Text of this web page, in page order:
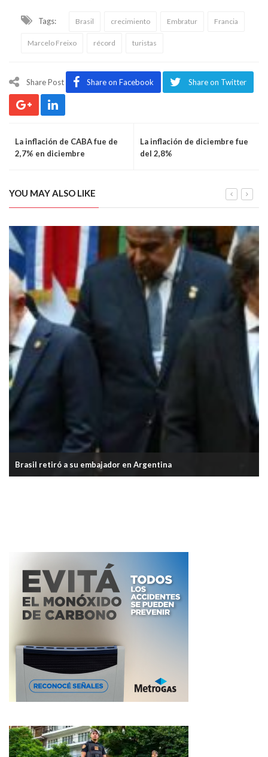
Tags: Brasil crecimiento Embratur Francia
Marcelo Freixo récord turistas
Share Post Share on Facebook Share on Twitter
La inflación de CABA fue de
2,7% en diciembre
La inflación de diciembre fue
del 2,8%
YOU MAY ALSO LIKE
Brasil retiró a su embajador en Argentina